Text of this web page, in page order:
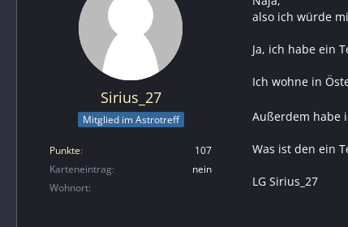
Sirius_27
Mitglied im Astrotreff
Punkte
107
Karteneintrag
nein
Wohnort
also ich würde
Ja, ich habe ein
Ich wohne in
Außerdem habe
Was ist den ein
LG Sirius_27